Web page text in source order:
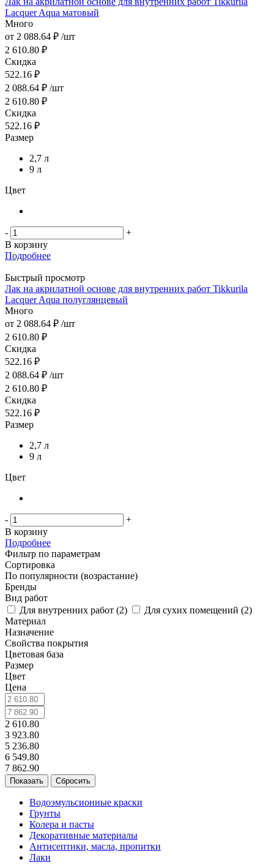
Lacquer Aqua матовый
Много
от 2 088.64 ₽ /шт
2 610.80 ₽
Скидка
522.16 ₽
2 088.64 ₽ /шт
2 610.80 ₽
Скидка
522.16 ₽
Размер
2,7 л
9 л
Цвет
-
+
В корзину
Подробнее
Быстрый просмотр
Лак на акрилатной основе для внутренних работ Tikkurila
Lacquer Aqua полуглянцевый
Много
от 2 088.64 ₽ /шт
2 610.80 ₽
Скидка
522.16 ₽
2 088.64 ₽ /шт
2 610.80 ₽
Скидка
522.16 ₽
Размер
2,7 л
9 л
Цвет
-
+
В корзину
Подробнее
Фильтр по параметрам
Сортировка
По популярности (возрастание)
Бренды
Вид работ
Для внутренних работ (2) Для сухих помещений (2)
Материал
Назначение
Свойства покрытия
Цветовая база
Размер
Цвет
Цена
2 610.80
3 923.80
5 236.80
6 549.80
7 862.90
Сбросить
Водоэмульсионные краски
Грунты
Колера и пасты
Декоративные материалы
Антисептики, масла, пропитки
Лаки